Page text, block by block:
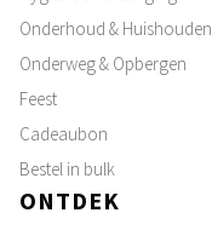
Onderhoud & Huishouden
Onderweg & Opbergen
Feest
Cadeaubon
Bestel in bulk
ONTDEK